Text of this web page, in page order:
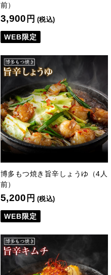
前）
3,900 円 (税込)
WEB限定
博多もつ焼き旨辛しょうゆ（4人
前）
5,200 円 (税込)
WEB限定